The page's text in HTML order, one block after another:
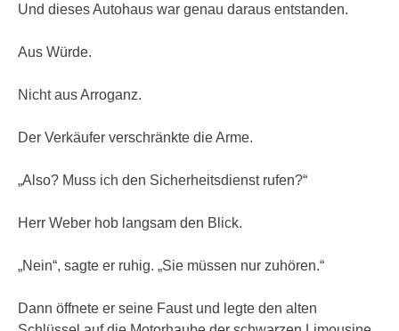
Und dieses Autohaus war genau daraus entstanden.
Aus Würde.
Nicht aus Arroganz.
Der Verkäufer verschränkte die Arme.
„Also? Muss ich den Sicherheitsdienst rufen?“
Herr Weber hob langsam den Blick.
„Nein“, sagte er ruhig. „Sie müssen nur zuhören.“
Dann öffnete er seine Faust und legte den alten